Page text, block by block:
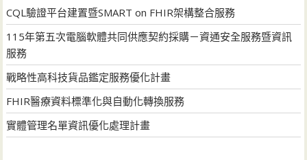
CQL驗證平台建置暨SMART on FHIR架構整合服務
115年第五次電腦軟體共同供應契約採購－資通安全服務暨資訊
服務
戰略性高科技貨品鑑定服務優化計畫
FHIR醫療資料標準化與自動化轉換服務
實體管理名單資訊優化處理計畫